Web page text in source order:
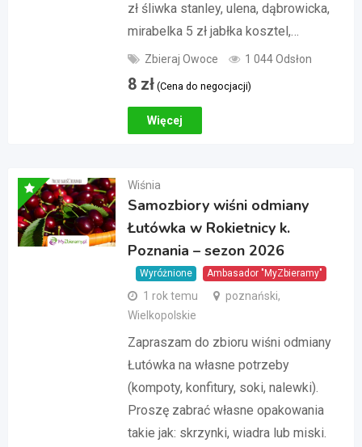
zł śliwka stanley, ulena, dąbrowicka,
mirabelka 5 zł jabłka kosztel,…
Zbieraj Owoce 1 044 Odsłon
8 zł (Cena do negocjacji)
Więcej
Wiśnia
Samozbiory wiśni odmiany
Łutówka w Rokietnicy k.
Poznania – sezon 2026
Wyróżnione Ambasador "MyZbieramy"
1 rok temu
poznański,
Wielkopolskie
Zapraszam do zbioru wiśni odmiany
Łutówka na własne potrzeby
(kompoty, konfitury, soki, nalewki).
Proszę zabrać własne opakowania
takie jak: skrzynki, wiadra lub miski.